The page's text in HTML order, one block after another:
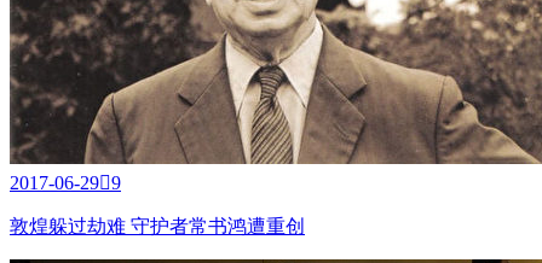
2017-06-299
敦煌躲过劫难 守护者常书鸿遭重创